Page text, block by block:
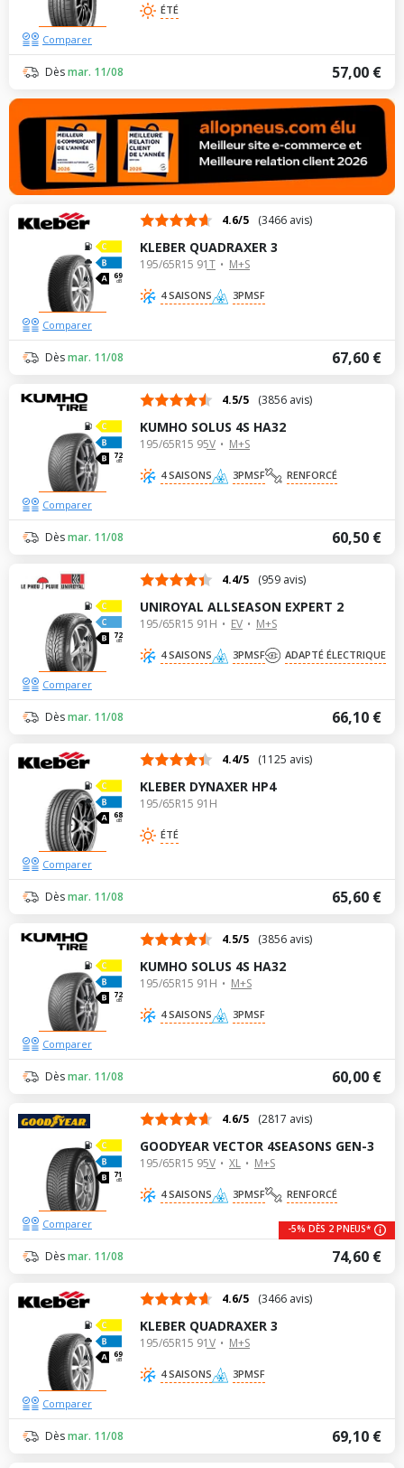
ÉTÉ
57,00 €
Dèsmar. 11/08
Comparer
69
dB
4.6/5 (3466 avis)
KLEBER QUADRAXER 3
195/65R15 91T M+S
4 SAISONS 3PMSF
67,60 €
Dèsmar. 11/08
Comparer
72
dB
4.5/5 (3856 avis)
KUMHO SOLUS 4S HA32
195/65R15 95V M+S
4 SAISONS 3PMSF RENFORCÉ
60,50 €
Dèsmar. 11/08
Comparer
72
dB
4.4/5 (959 avis)
UNIROYAL ALLSEASON EXPERT 2
195/65R15 91H EV M+S
4 SAISONS 3PMSF ADAPTÉ ÉLECTRIQUE
66,10 €
Dèsmar. 11/08
Comparer
68
dB
4.4/5 (1125 avis)
KLEBER DYNAXER HP4
195/65R15 91H
ÉTÉ
65,60 €
Dèsmar. 11/08
Comparer
72
dB
4.5/5 (3856 avis)
KUMHO SOLUS 4S HA32
195/65R15 91H M+S
4 SAISONS 3PMSF
60,00 €
Dèsmar. 11/08
Comparer
71
dB
4.6/5 (2817 avis)
GOODYEAR VECTOR 4SEASONS GEN-3
195/65R15 95V XL M+S
4 SAISONS 3PMSF RENFORCÉ
74,60 €
Dèsmar. 11/08
Comparer -5% DÈS 2 PNEUS*
69
dB
4.6/5 (3466 avis)
KLEBER QUADRAXER 3
195/65R15 91V M+S
4 SAISONS 3PMSF
69,10 €
Dèsmar. 11/08
Comparer